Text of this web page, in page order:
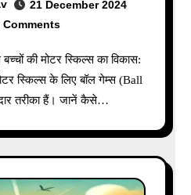
21 December 2024
Comments
स्किल्स के लिए बॉल गेम्स (Ball
तरीका हैं। जानें कैसे…